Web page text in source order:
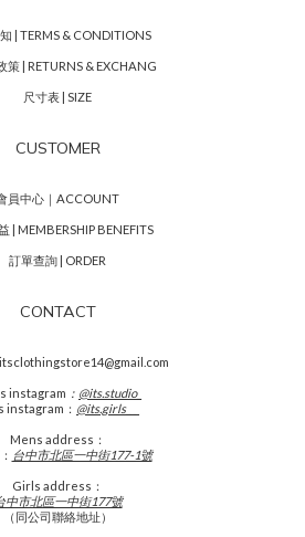
| TERMS & CONDITIONS
策 | RETURNS & EXCHANG
尺寸表 | SIZE
CUSTOMER
員中心｜ACCOUNT
| MEMBERSHIP BENEFITS
訂單查詢 | ORDER
CONTACT
instagram ： @its.studio_
instagram： @its.girls___
Mens address：
台中市北區一中街177-1號
Girls address：
中市北區一中街177號
（同公司聯絡地址）